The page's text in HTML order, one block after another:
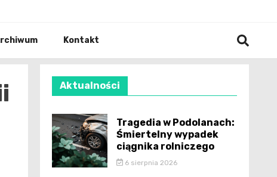
Kontakt
Aktualności
Tragedia w Podolanach:
Śmiertelny wypadek
ciągnika rolniczego
6 sierpnia 2026